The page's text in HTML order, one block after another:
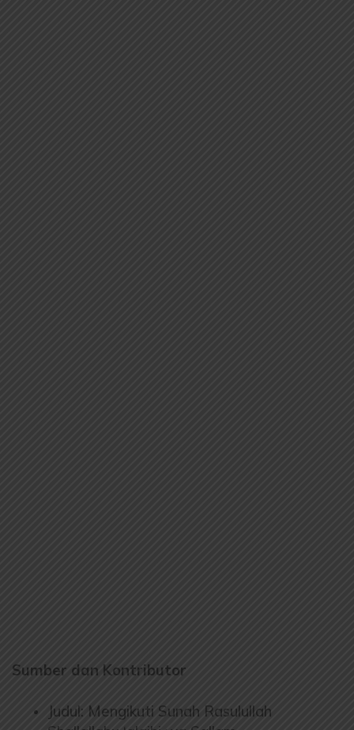
Sumber dan Kontributor
Judul: Mengikuti Sunah Rasulullah